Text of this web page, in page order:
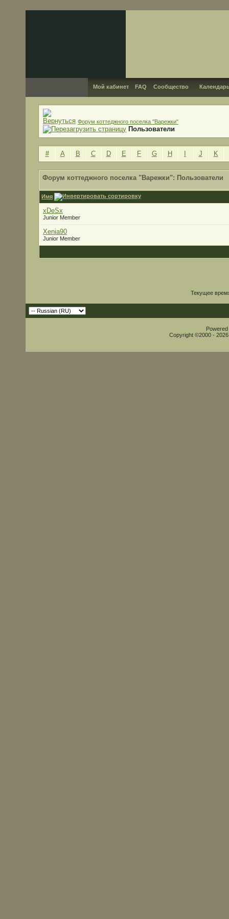
Мой кабинет FAQ Сообщество
Форум коттеджного поселка "Варежки"
Пользователи
# A B C D E F G H J K
Форум коттеджного поселка "Варежки": Пользователи
Имя
xDeSx
Junior Member
Xenia90
Junior Member
Текущее
Copyright ©2000 -